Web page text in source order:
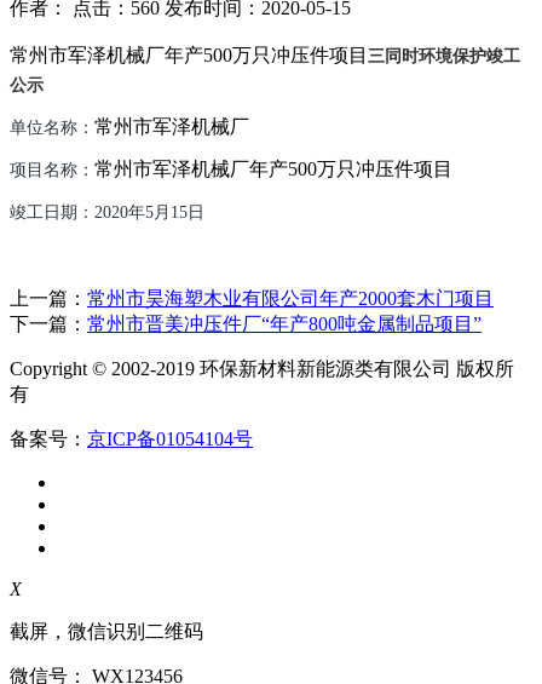
作者： 点击：560 发布时间：2020-05-15
常州市军泽机械厂年产500万只冲压件项目 三同时环境保护竣工
公示
单位名称： 常州市军泽机械厂
项目名称： 常州市军泽机械厂年产500万只冲压件项目
竣工日期： 2020年5 月 15日
上一篇： 常州市昊海塑木业有限公司年产2000套木门项目
下一篇： 常州市晋美冲压件厂“年产800吨金属制品项目”
Copyright © 2002-2019 环保新材料新能源类有限公司 版权所
有
备案号： 京ICP备01054104号
X
截屏，微信识别二维码
微信号： WX123456